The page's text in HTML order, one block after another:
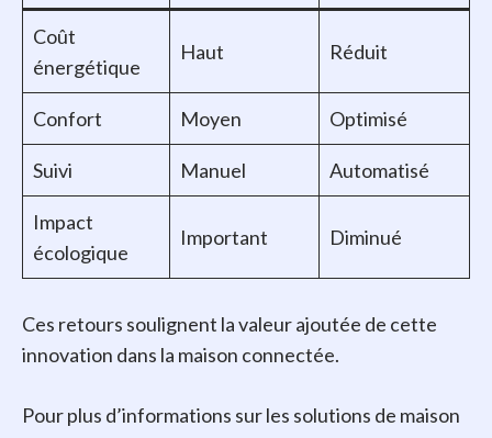
Coût
énergétique
Haut Réduit
Confort Moyen Optimisé
Suivi Manuel Automatisé
Impact
écologique
Important Diminué
Ces retours soulignent la valeur ajoutée de cette
innovation dans la maison connectée.
Pour plus d’informations sur les solutions de maison